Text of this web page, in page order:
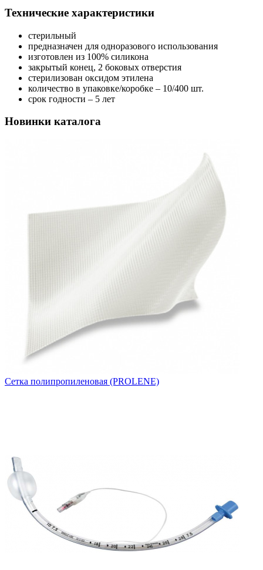
Технические характеристики
стерильный
предназначен для одноразового использования
изготовлен из 100% силикона
закрытый конец, 2 боковых отверстия
стерилизован оксидом этилена
количество в упаковке/коробке – 10/400 шт.
срок годности – 5 лет
Новинки каталога
Сетка полипропиленовая (PROLENE)